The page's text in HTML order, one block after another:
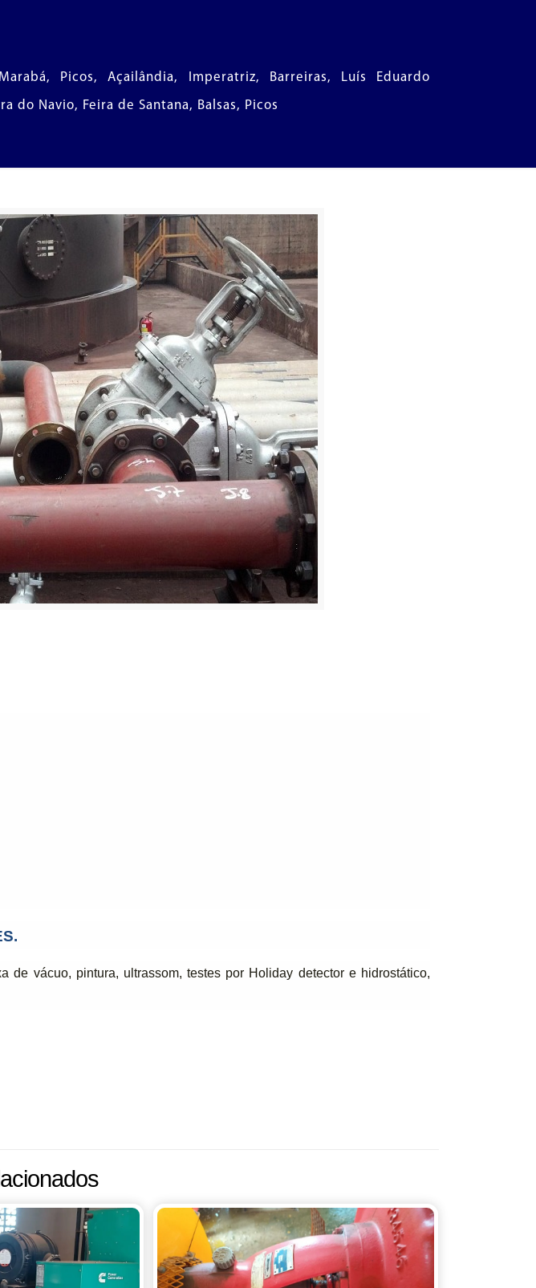
Picos, Açailândia, Imperatriz, Barreiras, Luís Eduardo
do Navio, Feira de Santana, Balsas, Picos
de vácuo, pintura, ultrassom, testes por Holiday detector e hidrostático,